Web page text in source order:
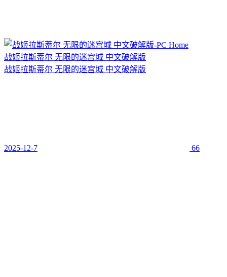
战姬拉斯蒂尔 无限的迷宫城 中文破解版
战姬拉斯蒂尔 无限的迷宫城 中文破解版
2025-12-7 66